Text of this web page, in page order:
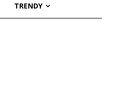
TRENDY